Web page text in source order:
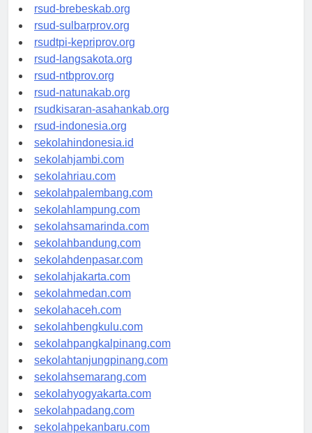
rsudkoja-jakarta.org
rsud-brebeskab.org
rsud-sulbarprov.org
rsudtpi-kepriprov.org
rsud-langsakota.org
rsud-ntbprov.org
rsud-natunakab.org
rsudkisaran-asahankab.org
rsud-indonesia.org
sekolahindonesia.id
sekolahjambi.com
sekolahriau.com
sekolahpalembang.com
sekolahlampung.com
sekolahsamarinda.com
sekolahbandung.com
sekolahdenpasar.com
sekolahjakarta.com
sekolahmedan.com
sekolahaceh.com
sekolahbengkulu.com
sekolahpangkalpinang.com
sekolahtanjungpinang.com
sekolahsemarang.com
sekolahyogyakarta.com
sekolahpadang.com